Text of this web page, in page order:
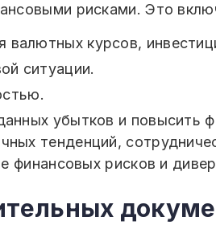
рисками. Это
валютных курсов,
ситуации.
убытков и повысить
тенденций,
финансовых рисков и